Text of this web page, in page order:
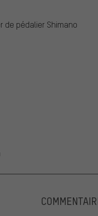
de pédalier Shimano